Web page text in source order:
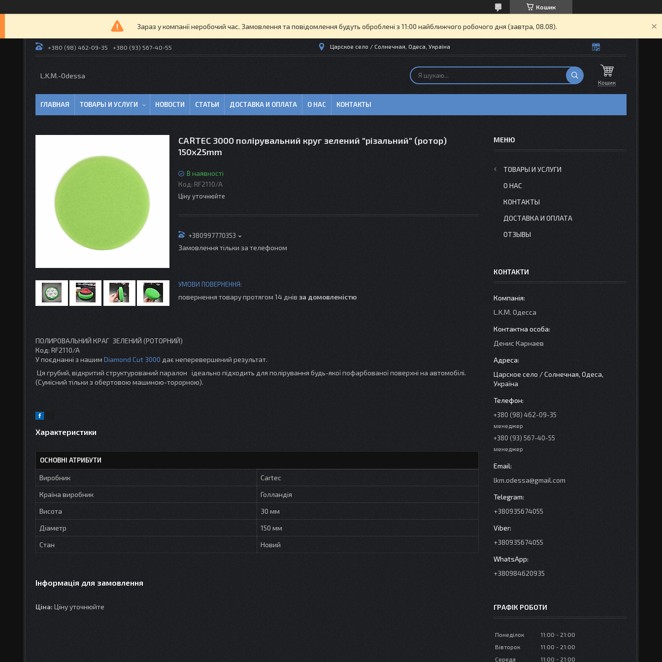
Кошик
Зараз у компанії неробочий час. Замовлення та повідомлення будуть оброблені з 11:00 найближчого робочого дня (завтра, 08.08).
+380 (98) 462-09-35 +380 (93) 567-40-55 Царское село / Солнечная, Одеса, Україна
L.K.M.-Odessa
Кошик
ГЛАВНАЯ ТОВАРЫ И УСЛУГИ НОВОСТИ СТАТЬИ ДОСТАВКА И ОПЛАТА О НАС КОНТАКТЫ
CARTEC 3000 полірувальний круг зелений "різальний" (ротор)
150x25mm
В наявності
Код: RF2110/A
Ціну уточнюйте
+380997770353
Замовлення тільки за телефоном
повернення товару протягом 14 днів за домовленістю
ПОЛИРОВАЛЬНИЙ КРАГ ЗЕЛЕНИЙ (РОТОРНИЙ)
Код: RF2110/A
У поєднанні з нашим Diamond Cut 3000 дає неперевершений результат.
Ця грубий, відкритий структурований паралон ідеально підходить для полірування будь-якої пофарбованої поверхні на автомобілі.
(Сумісний тільки з обертовою машиною-торорною).
Характеристики
ОСНОВНІ АТРИБУТИ
Виробник
Cartec
Країна виробник
Голландія
Висота
30 мм
Діаметр
150 мм
Стан
Новий
Інформація для замовлення
Ціна: Ціну уточнюйте
ТОВАРЫ И УСЛУГИ
О НАС
КОНТАКТЫ
ДОСТАВКА И ОПЛАТА
ОТЗЫВЫ
КОНТАКТИ
L.K.M. Одесса
Денис Карнаев
Царское село / Солнечная, Одеса,
Україна
+380 (98) 462-09-35
менеджер
+380 (93) 567-40-55
менеджер
lkm.odessa@gmail.com
+380935674055
+380935674055
+380984620935
ГРАФІК РОБОТИ
Понеділок 11:00
21:00
Вівторок
11:00
21:00
Середа
11:00 21:00